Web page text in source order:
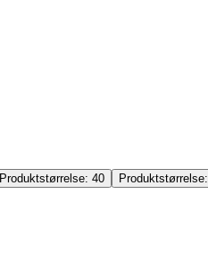
Produktstørrelse: 40 Produktstørrelse: